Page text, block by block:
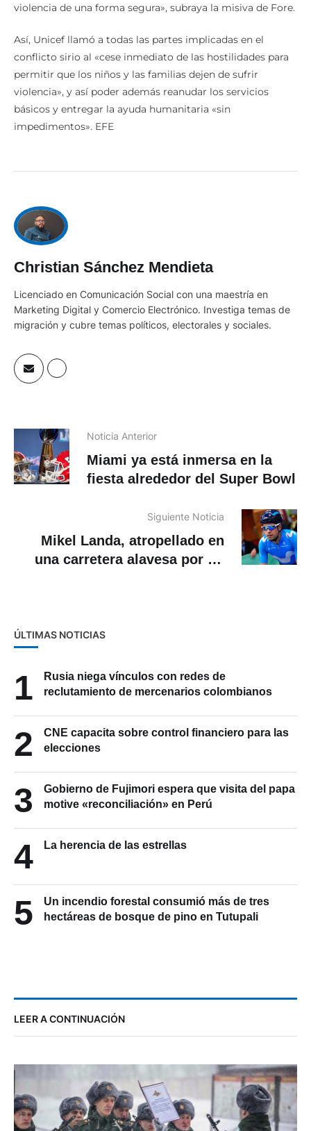
violencia de una forma segura», subraya la misiva de Fore.
Así, Unicef llamó a todas las partes implicadas en el
conflicto sirio al «cese inmediato de las hostilidades para
permitir que los niños y las familias dejen de sufrir
violencia», y así poder además reanudar los servicios
básicos y entregar la ayuda humanitaria «sin
impedimentos». EFE
Christian Sánchez Mendieta
Licenciado en Comunicación Social con una maestría en
Marketing Digital y Comercio Electrónico. Investiga temas de
migración y cubre temas políticos, electorales y sociales.
Noticia Anterior
Miami ya está inmersa en la
fiesta alrededor del Super Bowl
Siguiente Noticia
Mikel Landa, atropellado en
una carretera alavesa por un
ÚLTIMAS NOTICIAS
1
Rusia niega vínculos con redes de
reclutamiento de mercenarios colombianos
2
CNE capacita sobre control financiero para las
elecciones
3
Gobierno de Fujimori espera que visita del papa
motive «reconciliación» en Perú
4 La herencia de las estrellas
5
Un incendio forestal consumió más de tres
hectáreas de bosque de pino en Tutupali
LEER A CONTINUACIÓN